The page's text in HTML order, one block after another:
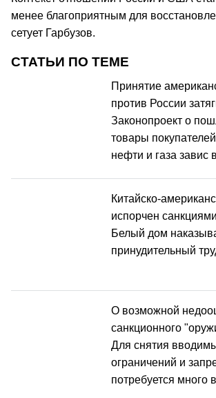
менее благоприятным для
сетует Гарбузов.
СТАТЬИ ПО ТЕМЕ
Принятие
против России
Законопроект о
товары
нефти и газа завис
Китайско-
испорчен санкциями
Белый дом
принудительный
О возможной
санкционного
Для снятия
ограничений и
потребуется много